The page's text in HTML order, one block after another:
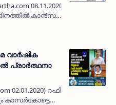
08.11.2020) ദേശീയ
കാന്‍സര്‍
വാര്‍ഷിക
പ്രാര്‍ത്ഥനാ
02.01.2020) റഫി